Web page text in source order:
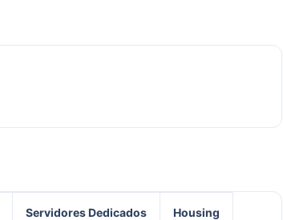
Servidores Dedicados Housing